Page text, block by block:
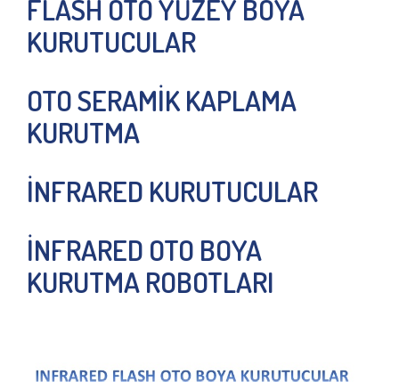
FLASH OTO YÜZEY BOYA
KURUTUCULAR
OTO SERAMİK KAPLAMA
KURUTMA
İNFRARED KURUTUCULAR
İNFRARED OTO BOYA
KURUTMA ROBOTLARI